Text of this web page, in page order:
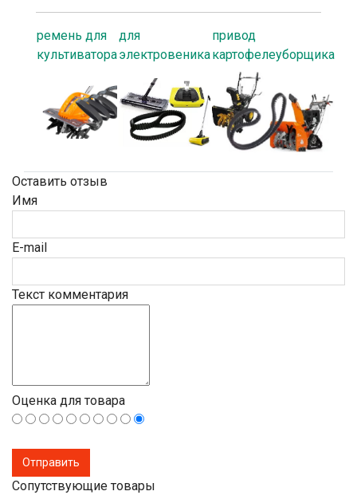
ремень для
культиватора
для
электровеника
привод
картофелеуборщика
Оставить отзыв
Имя
E-mail
Текст комментария
Оценка для товара
Сопутствующие товары